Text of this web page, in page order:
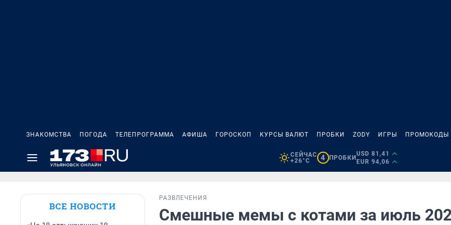
ЗНАКОМСТВА ПОГОДА ТЕЛЕПРОГРАММА АФИША ГОРОСКОП КУРСЫ ВАЛЮТ ПРОБКИ ZODY ИГРЫ ПРОМОКОДЫ
СЕЙЧАС
+26°C
4 ПРОБКИ
USD 81,41
EUR 94,06
ВСЕ НОВОСТИ
РАЗВЛЕЧЕНИЯ
Смешные мемы с котами за июль